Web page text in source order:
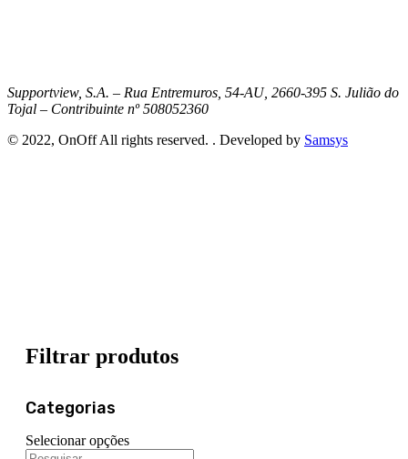
Supportview, S.A. – Rua Entremuros, 54-AU, 2660-395 S. Julião do
Tojal – Contribuinte nº 508052360
© 2022, OnOff All rights reserved. . Developed by Samsys
Filtrar produtos
Categorias
Selecionar opções